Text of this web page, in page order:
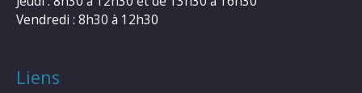
Vendredi : 8h30 à 12h30
Liens